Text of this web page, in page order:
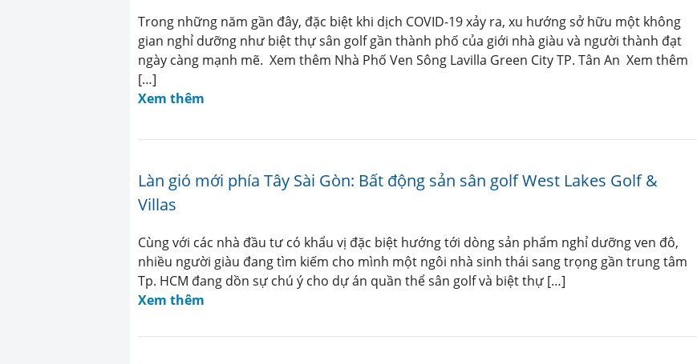
Trong những năm gần đây, đặc biệt khi dịch COVID-19 xảy ra, xu hướng sở hữu một không
gian nghỉ dưỡng như biệt thự sân golf gần thành phố của giới nhà giàu và người thành đạt
ngày càng mạnh mẽ. Xem thêm Nhà Phố Ven Sông Lavilla Green City TP. Tân An Xem thêm
[…]
Xem thêm
Làn gió mới phía Tây Sài Gòn: Bất động sản sân golf West Lakes Golf &
Villas
Cùng với các nhà đầu tư có khẩu vị đặc biệt hướng tới dòng sản phẩm nghỉ dưỡng ven đô,
nhiều người giàu đang tìm kiếm cho mình một ngôi nhà sinh thái sang trọng gần trung tâm
Tp. HCM đang dồn sự chú ý cho dự án quần thể sân golf và biệt thự […]
Xem thêm